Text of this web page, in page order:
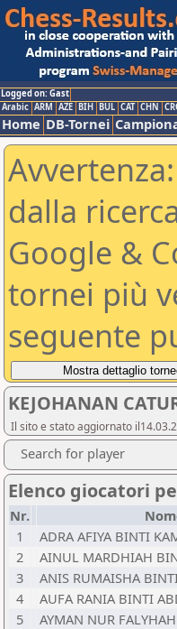
Logged on: Gast
Arabic ARM AZE BIH BUL CAT CHN
Home DB-Tornei
dalla
Google &
tornei più
seguente
KEJOHANAN
Il sito e stato aggiornato
Search for player
Elenco giocatori
Nr.
1
ADRA AFIYA BINTI
2
AINUL MARDHIAH
3
ANIS RUMAISHA
4
AUFA RANIA BINTI
5
AYMAN NUR